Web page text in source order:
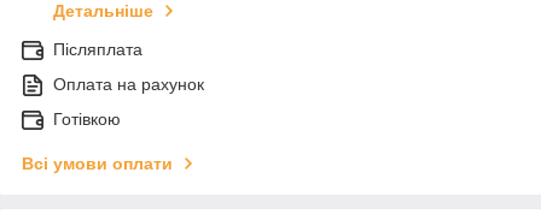
Детальніше
Післяплата
Оплата на рахунок
Готівкою
Всі умови оплати